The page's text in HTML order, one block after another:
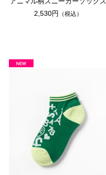
2,530円
（税込）